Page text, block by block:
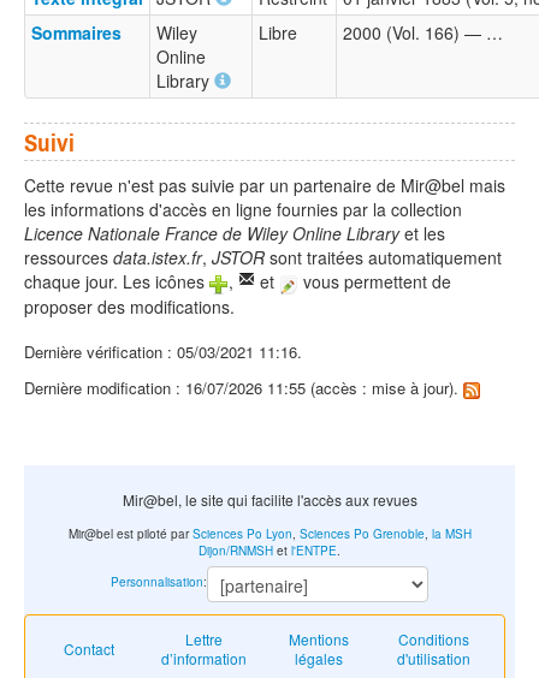
Sommaires
Wiley
Online
Library
Libre 2000 (Vol. 166) — …
Suivi
Cette revue n'est pas suivie par un partenaire de Mir@bel mais
les informations d'accès en ligne fournies par la collection
Licence Nationale France de Wiley Online Libraryet les
ressources data.istex.fr, JSTOR sont traitées automatiquement
chaque jour. Les icônes
, et
vous permettent de
proposer des modifications.
Dernière vérification : 05/03/2021 11:16.
Dernière modification : 16/07/2026 11:55 (accès : mise à jour).
Mir@bel, le site qui facilite l'accès aux revues
Contact
Lettre
d’information
Mentions
légales
Conditions
d'utilisation
Mir@bel est piloté parSciences Po Lyon Sciences Po Grenoble, la MSH
Dijon/RNMSH et l'ENTPE
Personnalisation: